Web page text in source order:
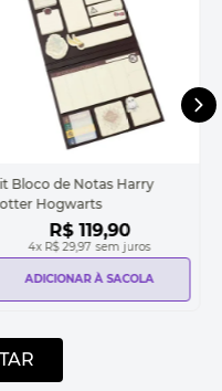
Bloco de Notas Harry
Hogwarts
R$ 119,90
4x R$ 29,97 sem juros
ADICIONAR À SACOLA